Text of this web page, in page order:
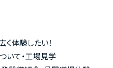
体験したい！
いて・工場見学